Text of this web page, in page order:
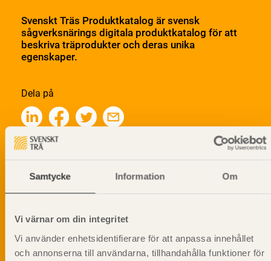
Samtycke Information Om
Vi värnar om din integritet
Vi använder enhetsidentifierare för att anpassa innehållet
och annonserna till användarna, tillhandahålla funktioner för
Svenskt Träs Produktkatalog är svensk
sågverksnärings digitala produktkatalog för att
beskriva träprodukter och deras unika
egenskaper.
Dela på
informationsutskick!